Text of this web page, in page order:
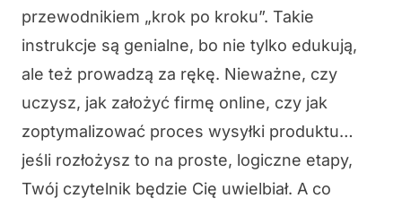
przewodnikiem „krok po kroku”. Takie
instrukcje są genialne, bo nie tylko edukują,
ale też prowadzą za rękę. Nieważne, czy
uczysz, jak założyć firmę online, czy jak
zoptymalizować proces wysyłki produktu…
jeśli rozłożysz to na proste, logiczne etapy,
Twój czytelnik będzie Cię uwielbiał. A co